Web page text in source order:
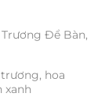
Để Bàn,
trương, hoa
xanh